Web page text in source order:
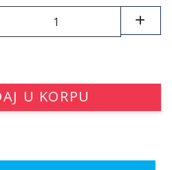
U KORPU